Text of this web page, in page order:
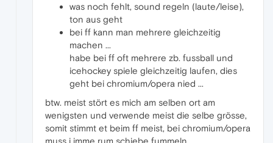
was noch fehlt, sound regeln (laute/leise),
ton aus geht
bei ff kann man mehrere gleichzeitig
machen ...
habe bei ff oft mehrere zb. fussball und
icehockey spiele gleichzeitig laufen, dies
geht bei chromium/opera nied ...
btw. meist stört es mich am selben ort am
wenigsten und verwende meist die selbe grösse,
somit stimmt et beim ff meist, bei chromium/opera